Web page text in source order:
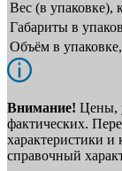
Вес (в упаковке),
Габариты в
Объём в
Внимание! Цены,
фактических.
характеристики
справочный